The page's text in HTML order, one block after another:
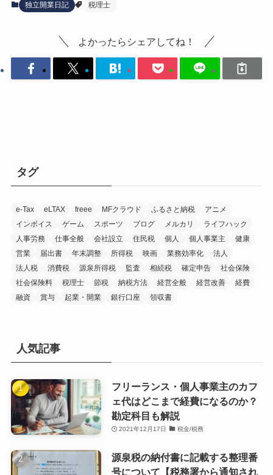
独立開業日記 税理士
よかったらシェアしてね！
タグ
e-Tax eLTAX freee MFクラウド ふるさと納税
アニメ
インボイス
ゲーム スポーツ ブログ メルカリ
ライフハック
人事労務
仕事全般 会社設立 住民税 個人 個人事業主
健康
営業
届出書 年末調整 所得税 映画 業務効率化
法人
法人税
消費税 源泉所得税 監査 相続税 確定申告
社会保険
社会保険料
税理士 節税 納税方法 経営全般 経営改善
経費
融資
賞与 起業・開業 銀行口座 領収書
人気記事
フリーランス・個人事業主のカフ
ェ代はどこまで経費になるのか？
勘定科目も解説
2021年12月17日 税金/税務
源泉税の納付書に記載する整理番
号について【税務署から通知され